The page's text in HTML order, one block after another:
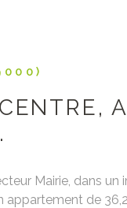
Mairie, dans un
appartement de